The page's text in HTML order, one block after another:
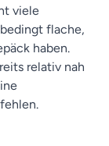
viele
flache,
haben.
relativ nah